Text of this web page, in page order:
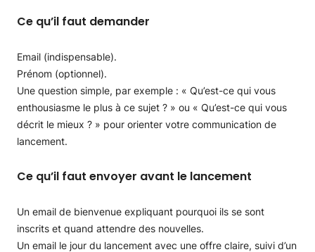
Ce qu’il faut demander
Email (indispensable).
Prénom (optionnel).
Une question simple, par exemple : « Qu’est-ce qui vous
enthousiasme le plus à ce sujet ? » ou « Qu’est-ce qui vous
décrit le mieux ? » pour orienter votre communication de
lancement.
Ce qu’il faut envoyer avant le lancement
Un email de bienvenue expliquant pourquoi ils se sont
inscrits et quand attendre des nouvelles.
Un email le jour du lancement avec une offre claire, suivi d’un